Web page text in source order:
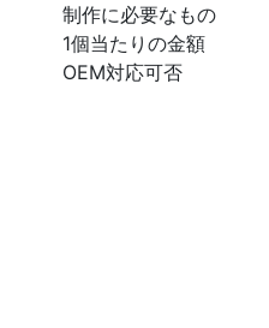
制作に必要なもの
1個当たりの金額
OEM対応可否